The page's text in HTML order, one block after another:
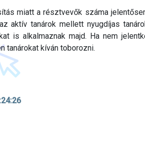
miatt a résztvevők száma
aktív tanárok mellett nyugdíjas
is alkalmaznak majd. Ha nem
tanárokat kíván toborozni.